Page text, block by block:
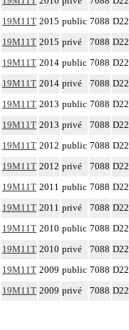
19M11T 2015 public 7088 D22
19M11T 2015 privé 7088 D22
19M11T 2014 public 7088 D22
19M11T 2014 privé 7088 D22
19M11T 2013 public 7088 D22
19M11T 2013 privé 7088 D22
19M11T 2012 public 7088 D22
19M11T 2012 privé 7088 D22
19M11T 2011 public 7088 D22
19M11T 2011 privé 7088 D22
19M11T 2010 public 7088 D22
19M11T 2010 privé 7088 D22
19M11T 2009 public 7088 D22
19M11T 2009 privé 7088 D22